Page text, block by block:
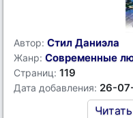
Автор: Стил Даниэла
Жанр: Современные
Страниц: 119
Дата добавления: 26-
Читать